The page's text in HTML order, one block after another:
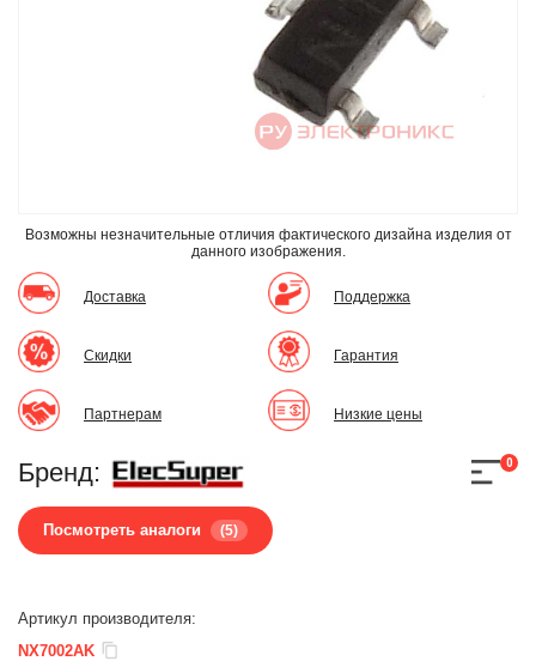
Возможны незначительные отличия фактического дизайна изделия от
данного изображения.
Доставка
Скидки
Партнерам
Поддержка
Гарантия
Низкие цены
Бренд:
Посмотреть аналоги (5)
0
Артикул производителя:
NX7002AK